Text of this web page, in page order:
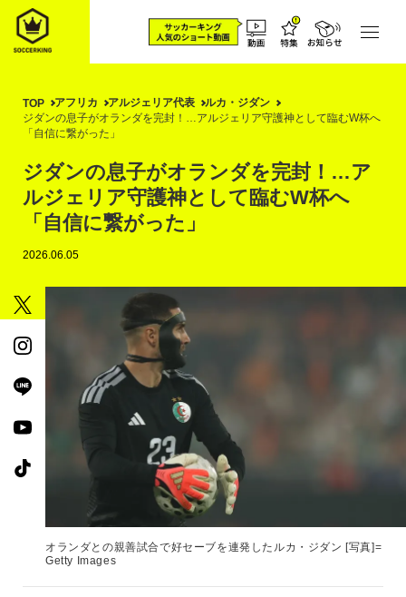
TOP アフリカ アルジェリア代表
ルカ・ジダン
ジダンの息子がオランダを完封！…アルジェリア守護神として臨むW杯へ
「自信に繋がった」
ジダンの息子がオランダを完封！…ア
ルジェリア守護神として臨むW杯へ
「自信に繋がった」
2026.06.05
オランダとの親善試合で好セーブを連発したルカ・ジダン [写真]=
Getty Images